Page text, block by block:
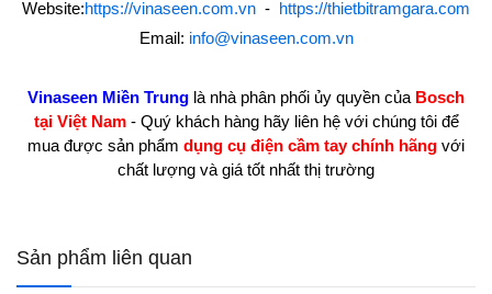
Website:https://vinaseen.com.vn - https://thietbitramgara.com
Email: info@vinaseen.com.vn
Vinaseen Miền Trung là nhà phân phối ủy quyền của Bosch
tại Việt Nam- Quý khách hàng hãy liên hệ với chúng tôi để
mua được sản phẩm dụng cụ điện cầm tay chính hãng với
chất lượng và giá tốt nhất thị trường
Sản phẩm liên quan